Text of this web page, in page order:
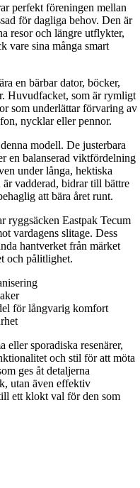
perfekt föreningen mellan
för dagliga behov. Den är
resor och längre utflykter,
vare sina många smart
en bärbar dator, böcker,
Huvudfacket, som är rymligt
som underlättar förvaring av
nycklar eller pennor.
modell. De justerbara
en balanserad viktfördelning
under långa, hektiska
är vadderad, bidrar till bättre
att bära året runt.
ryggsäcken Eastpak Tecum
vardagens slitage. Dess
hantverket från märket
och pålitlighet.
för långvarig komfort
eller sporadiska resenärer,
och stil för att möta
ges åt detaljerna
utan även effektiv
ett klokt val för den som